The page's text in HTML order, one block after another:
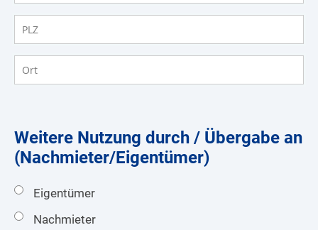
PLZ
Ort
Weitere Nutzung durch / Übergabe an
(Nachmieter/Eigentümer)
Eigentümer
Nachmieter